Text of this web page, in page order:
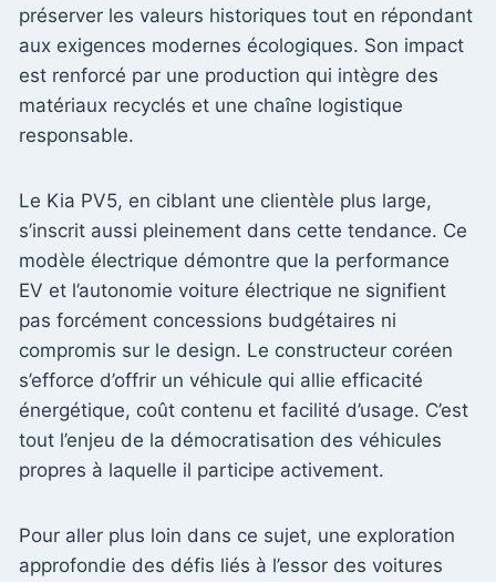
préserver les valeurs historiques tout en répondant
aux exigences modernes écologiques. Son impact
est renforcé par une production qui intègre des
matériaux recyclés et une chaîne logistique
responsable.
Le Kia PV5, en ciblant une clientèle plus large,
s’inscrit aussi pleinement dans cette tendance. Ce
modèle électrique démontre que la performance
EV et l’autonomie voiture électrique ne signifient
pas forcément concessions budgétaires ni
compromis sur le design. Le constructeur coréen
s’efforce d’offrir un véhicule qui allie efficacité
énergétique, coût contenu et facilité d’usage. C’est
tout l’enjeu de la démocratisation des véhicules
propres à laquelle il participe activement.
Pour aller plus loin dans ce sujet, une exploration
approfondie des défis liés à l’essor des voitures